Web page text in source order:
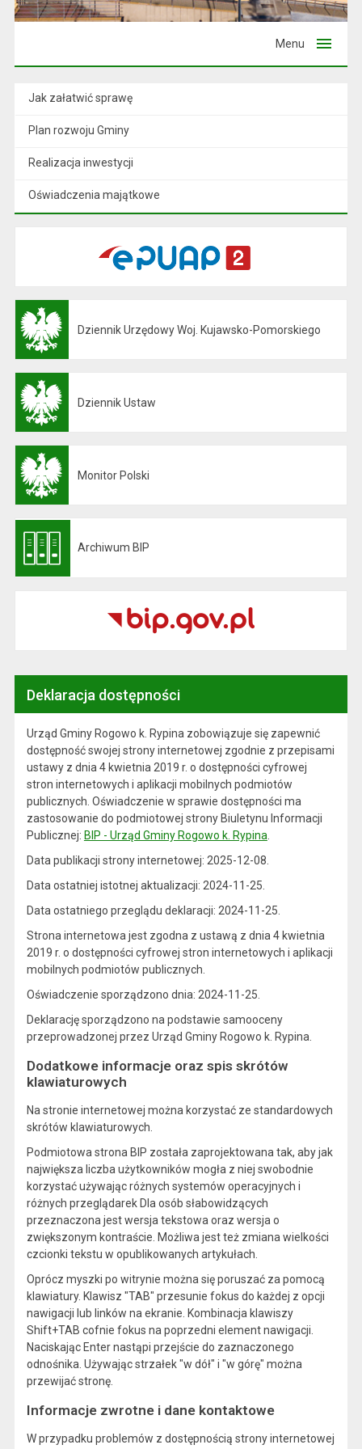
Menu
Jak załatwić sprawę
Plan rozwoju Gminy
Realizacja inwestycji
Oświadczenia majątkowe
Dziennik Urzędowy Woj. Kujawsko-Pomorskiego
Dziennik Ustaw
Monitor Polski
Archiwum BIP
Deklaracja dostępności
Urząd Gminy Rogowo k. Rypina zobowiązuje się zapewnić
dostępność swojej strony internetowej zgodnie z przepisami
ustawy z dnia 4 kwietnia 2019 r. o dostępności cyfrowej
stron internetowych i aplikacji mobilnych podmiotów
publicznych. Oświadczenie w sprawie dostępności ma
zastosowanie do podmiotowej strony Biuletynu Informacji
Publicznej: BIP - Urząd Gminy Rogowo k. Rypina
Data publikacji strony internetowej: 2025-12-08
Data ostatniej istotnej aktualizacji: 2024-11-25
Data ostatniego przeglądu deklaracji: 2024-11-25
Strona internetowa jest zgodna z ustawą z dnia 4 kwietnia
2019 r. o dostępności cyfrowej stron internetowych i aplikacji
mobilnych podmiotów publicznych.
Oświadczenie sporządzono dnia: 2024-11-25.
Deklarację sporządzono na podstawie samooceny
przeprowadzonej przez Urząd Gminy Rogowo k. Rypina.
Dodatkowe informacje oraz spis skrótów
klawiaturowych
Na stronie internetowej można korzystać ze standardowych
skrótów klawiaturowych.
Podmiotowa strona BIP została zaprojektowana tak, aby jak
największa liczba użytkowników mogła z niej swobodnie
korzystać używając różnych systemów operacyjnych i
różnych przeglądarek Dla osób słabowidzących
przeznaczona jest wersja tekstowa oraz wersja o
zwiększonym kontraście. Możliwa jest też zmiana wielkości
czcionki tekstu w opublikowanych artykułach.
Oprócz myszki po witrynie można się poruszać za pomocą
klawiatury. Klawisz "TAB" przesunie fokus do każdej z opcji
nawigacji lub linków na ekranie. Kombinacja klawiszy
Shift+TAB cofnie fokus na poprzedni element nawigacji.
Naciskając Enter nastąpi przejście do zaznaczonego
odnośnika. Używając strzałek "w dół" i "w górę" można
przewijać stronę.
Informacje zwrotne i dane kontaktowe
W przypadku problemów z dostępnością strony internetowej